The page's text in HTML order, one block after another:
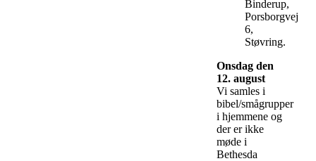
Binderup,
Porsborgvej
6,
Støvring.
Onsdag den
12. august
Vi samles i
bibel/smågrupper
i hjemmene og
der er ikke
møde i
Bethesda